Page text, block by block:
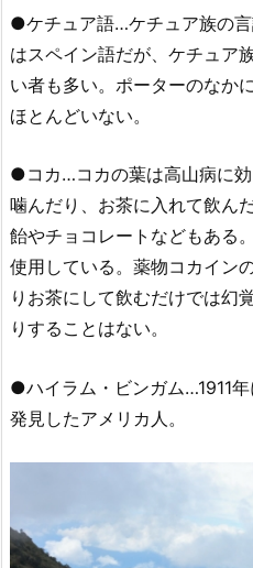
●ケチュア語…ケチュア族の
はスペイン語だが、ケチュア
い者も多い。ポーターのなか
ほとんどいない。
●コカ…コカの葉は高山病に
噛んだり、お茶に入れて飲ん
飴やチョコレートなどもある
使用している。薬物コカイン
りお茶にして飲むだけでは幻
りすることはない。
●ハイラム・ビンガム…1911
発見したアメリカ人。